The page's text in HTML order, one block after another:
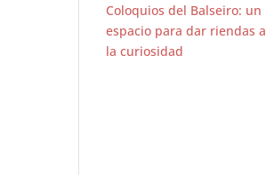
Coloquios del Balseiro: un
espacio para dar riendas a
la curiosidad